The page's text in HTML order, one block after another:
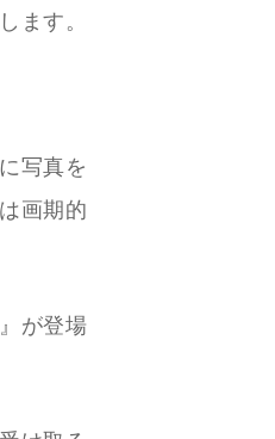
ます。
写真を
画期的
が登場